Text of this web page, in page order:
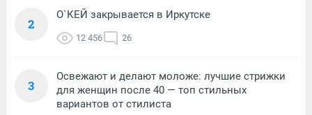
2
О`КЕЙ закрывается в Иркутске
12 456 26
3
Освежают и делают моложе: лучшие стрижки
для женщин после 40 — топ стильных
вариантов от стилиста